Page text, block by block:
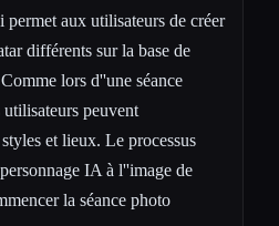
aux utilisateurs de créer
différents sur la base de
lors d''une séance
peuvent
et lieux. Le processus
IA à l''image de
la séance photo